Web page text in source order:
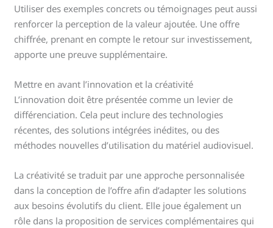
Utiliser des exemples concrets ou témoignages peut aussi
renforcer la perception de la valeur ajoutée. Une offre
chiffrée, prenant en compte le retour sur investissement,
apporte une preuve supplémentaire.
Mettre en avant l’innovation et la créativité
L’innovation doit être présentée comme un levier de
différenciation. Cela peut inclure des technologies
récentes, des solutions intégrées inédites, ou des
méthodes nouvelles d’utilisation du matériel audiovisuel.
La créativité se traduit par une approche personnalisée
dans la conception de l’offre afin d’adapter les solutions
aux besoins évolutifs du client. Elle joue également un
rôle dans la proposition de services complémentaires qui